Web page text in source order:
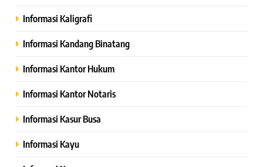
Informasi Kaligrafi
Informasi Kandang Binatang
Informasi Kantor Hukum
Informasi Kantor Notaris
Informasi Kasur Busa
Informasi Kayu